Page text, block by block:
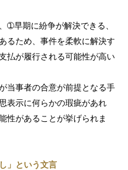
➀早期に紛争が解決できる、
るため、事件を柔軟に解決す
払が履行される可能性が高い
当事者の合意が前提となる手
表示に何らかの瑕疵があれ
性があることが挙げられま
」という文言